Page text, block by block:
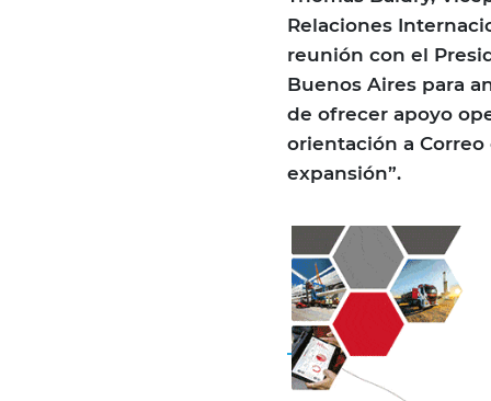
Relaciones
reunión con el
Buenos Aires para
de ofrecer apoyo
orientación a
expansión”.